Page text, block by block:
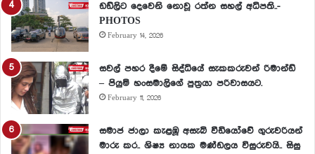
ඩඩ්ලිට දෙවෙනි නොවූ රත්න සහල් අධිපති..-
PHOTOS
February 14, 2026
සවල් පහර දීමේ සිද්ධියේ සැකකරුවන් රිමාන්ඩ්
– පියුමි හංසමාලිගේ පුත්‍රයා පරිවාසයට.
February 11, 2026
සමාජ ජාලා කැළඹූ අසැබි වීඩියෝවේ ගුරුවරියන්
මාරු කර.. ශිෂ්‍ය නායක මණ්ඩලය විසුරුවයි.. සිසු